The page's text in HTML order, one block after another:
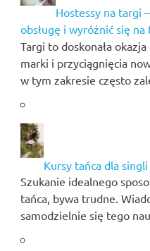
Hostessy na targi
obsługę i wyróżnić się
Targi to doskonała
marki i przyciągnięcia
w tym zakresie często
Kursy tańca dla singli
Szukanie idealnego
tańca, bywa trudne.
samodzielnie się tego